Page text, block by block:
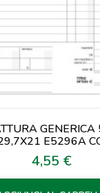
E5296A
Prezzo
4,55 €